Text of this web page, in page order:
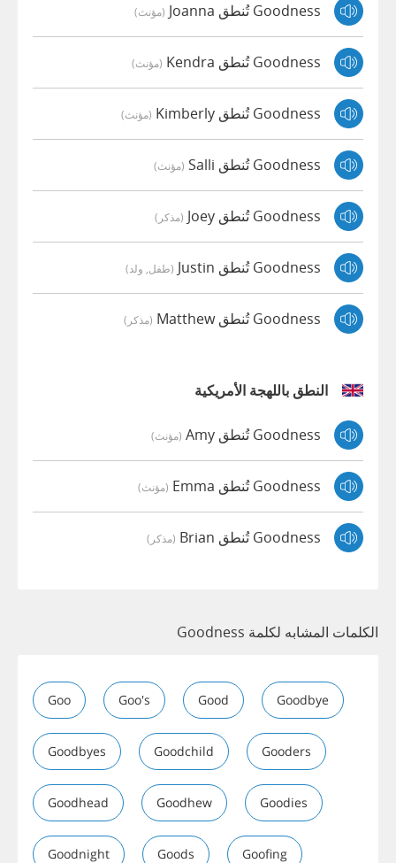
Goodness تُنطق Joanna (مؤنث)
Goodness تُنطق Kendra (مؤنث)
Goodness تُنطق Kimberly (مؤنث)
Goodness تُنطق Salli (مؤنث)
Goodness تُنطق Joey (مذكر)
Goodness تُنطق Justin (طفل, ولد)
Goodness تُنطق Matthew (مذكر)
النطق باللهجة الأمريكية
Goodness تُنطق Amy (مؤنث)
Goodness تُنطق Emma (مؤنث)
Goodness تُنطق Brian (مذكر)
الكلمات المشابه لكلمة Goodness
Goo Goo's Good Goodbye
Goodbyes Goodchild Gooders
Goodhead Goodhew Goodies
Goodnight Goods Goofing